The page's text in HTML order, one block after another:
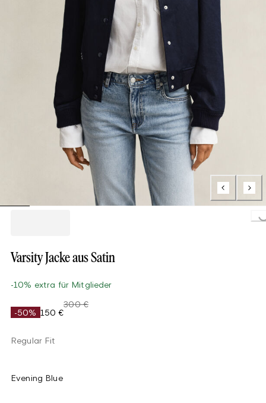
Loading...
Varsity Jacke aus Satin
-10% extra für Mitglieder
-50% 150 €
300 €
Regular Fit
Evening Blue